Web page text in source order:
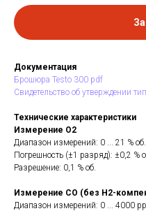
Документация
Брошюра Testo 300 pdf
Свидетельство об утверждении
Технические характеристики
Измерение O2
Диапазон измерений: 0 ... 21 % об.
Погрешность (±1 разряд): ±0,2 %
Разрешение: 0,1 % об.
Измерение CO (без H2-
Диапазон измерений: 0 ... 4000